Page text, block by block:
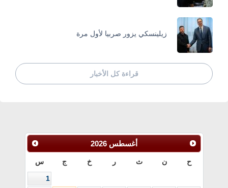
زيلينسكي يزور صربيا لأول مرة
قراءة كل الأخبار
أغسطس 2026
ح ن ث ر خ ج س
1